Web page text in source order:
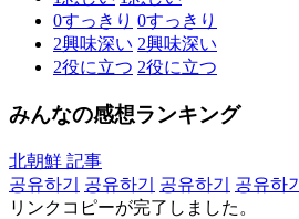
0すっきり 0すっきり
2興味深い 2興味深い
2役に立つ 2役に立つ
みんなの感想ランキング
北朝鮮 記事
공유하기
공유하기 공유하기 공유하기
リンクコピーが完了しました。